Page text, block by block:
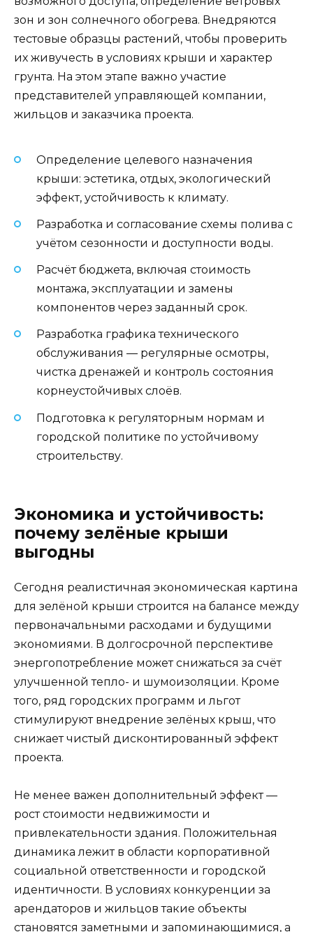
зон и зон солнечного обогрева. Внедряются
тестовые образцы растений, чтобы проверить
их живучесть в условиях крыши и характер
грунта. На этом этапе важно участие
представителей управляющей компании,
жильцов и заказчика проекта.
Определение целевого назначения
крыши: эстетика, отдых, экологический
эффект, устойчивость к климату.
Разработка и согласование схемы полива с
учётом сезонности и доступности воды.
Расчёт бюджета, включая стоимость
монтажа, эксплуатации и замены
компонентов через заданный срок.
Разработка графика технического
обслуживания — регулярные осмотры,
чистка дренажей и контроль состояния
корнеустойчивых слоёв.
Подготовка к регуляторным нормам и
городской политике по устойчивому
строительству.
Экономика и устойчивость:
почему зелёные крыши
выгодны
Сегодня реалистичная экономическая картина
для зелёной крыши строится на балансе между
первоначальными расходами и будущими
экономиями. В долгосрочной перспективе
энергопотребление может снижаться за счёт
улучшенной тепло- и шумоизоляции. Кроме
того, ряд городских программ и льгот
стимулируют внедрение зелёных крыш, что
снижает чистый дисконтированный эффект
проекта.
Не менее важен дополнительный эффект —
рост стоимости недвижимости и
привлекательности здания. Положительная
динамика лежит в области корпоративной
социальной ответственности и городской
идентичности. В условиях конкуренции за
арендаторов и жильцов такие объекты
становятся заметными и запоминающимися, а